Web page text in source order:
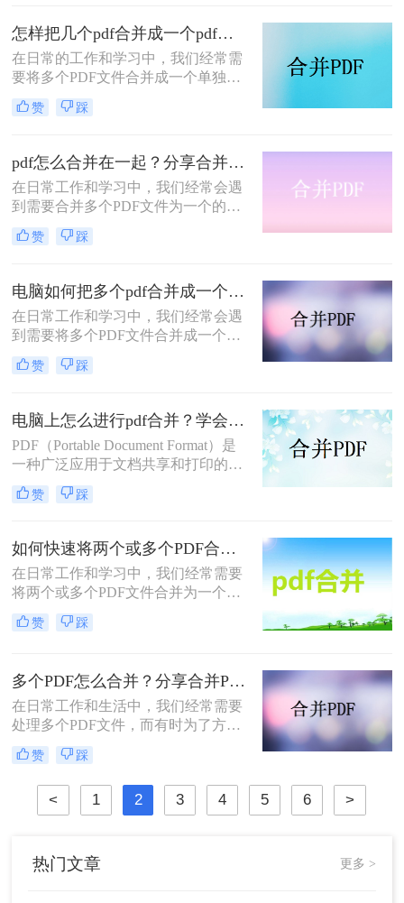
些快速而简便的方法可以帮助我们实
现这个目标，下面一起看看如何把pdf
文件合并成一个吧。
怎样把几个pdf合并成一个pdf？分享三个简单的方法！
在日常的工作和学习中，我们经常需
要将多个PDF文件合并成一个单独的
文件。这有助于我们更高效地管理、
分享和存储文档。那么怎样把几个pdf
单而有效的方法来合并PDF文件。
赞 踩
pdf怎么合并在一起？分享合并pdf的三个方法！
在日常工作和学习中，我们经常会遇
到需要合并多个PDF文件为一个的情
况。而要实现这一目标，我们可以采
用多种不同的方法。那么PDF怎么合
高效的PDF合并方法，帮助您快速完
成工作。
赞 踩
电脑如何把多个pdf合并成一个pdf？学会这3个方法！
在日常工作和学习中，我们经常会遇
到需要将多个PDF文件合并成一个文
件的情况。这有助于我们更好地组织
和管理文件，方便查阅和分享。那么
呢？本文将详细介绍几种不同的方
法，帮助你轻松地将多个PDF文件合
并成一个PDF文件。
赞 踩
电脑上怎么进行pdf合并？学会这2个实用方法！
PDF（Portable Document Format）是
一种广泛应用于文档共享和打印的文
件格式，它能够在不同设备和操作系
统上保持一致的文档外观。然而，在
多个PDF文件合并成一个文件的情
况，以便更方便地进行分享、存档或
打印。那么电脑上怎么进行pdf合并
呢？本文将介绍在电脑上进行PDF合
并的几种常见方法。
赞 踩
如何快速将两个或多个PDF合并？教你两种实用方法！
在日常工作和学习中，我们经常需要
将两个或多个PDF文件合并为一个。
这不仅有助于整理资料，还能提高文
件的分享和阅读效率。那么如何快速
法。
赞 踩
多个PDF怎么合并？分享合并PDF的三个方法！
在日常工作和生活中，我们经常需要
处理多个PDF文件，而有时为了方便
查阅或分享，我们需要将这些PDF文
件合并为一个。那么多个PDF怎么合
并呢？本文将为您介绍几种简单有效
的合并多个PDF文件的方法。
赞 踩
< 1 2 3 4 5 6 >
热门文章 更多 >